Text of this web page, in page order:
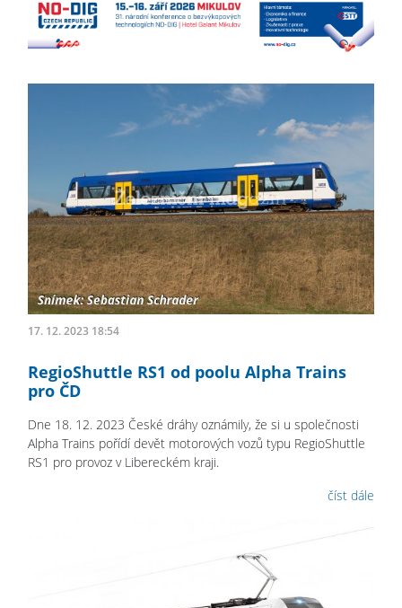
17. 12. 2023 18:54
RegioShuttle RS1 od poolu Alpha Trains
pro ČD
Dne 18. 12. 2023 České dráhy oznámily, že si u společnosti
Alpha Trains pořídí devět motorových vozů typu RegioShuttle
RS1 pro provoz v Libereckém kraji.
číst dále